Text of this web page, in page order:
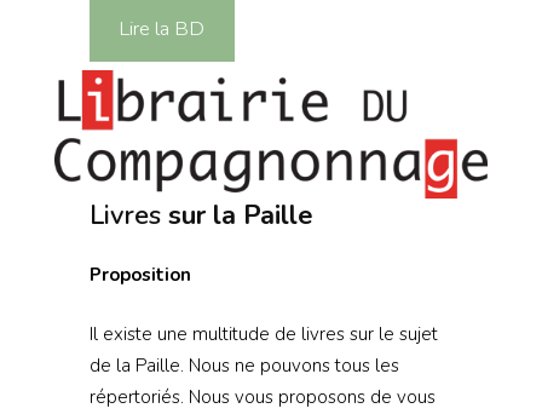
Lire la BD
Livres sur la Paille
Proposition
Il existe une multitude de livres sur le sujet
de la Paille. Nous ne pouvons tous les
répertoriés. Nous vous proposons de vous